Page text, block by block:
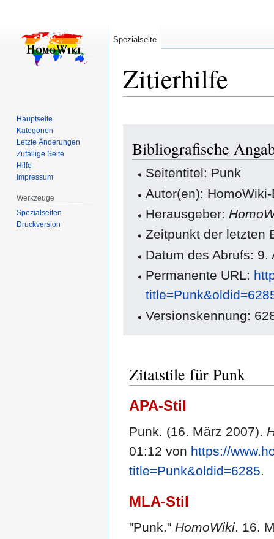
Zitierhilfe
Navigation
springen
Suche
springen
Bibliografische
Seitentitel: Punk
Autor(en):
Herausgeber:
Zeitpunkt der letzten
Datum des Abrufs:
Permanente URL:
Versionskennung:
Zitatstile für Punk
APA-Stil
Punk. (16. März 2007).
01:12 von https://
title=Punk&oldid=6285.
MLA-Stil
"Punk." HomoWiki. 16.
Spezialseite
Hauptseite
Kategorien
Letzte Änderungen
Zufällige Seite
Hilfe
Impressum
Werkzeuge
Spezialseiten
Druckversion